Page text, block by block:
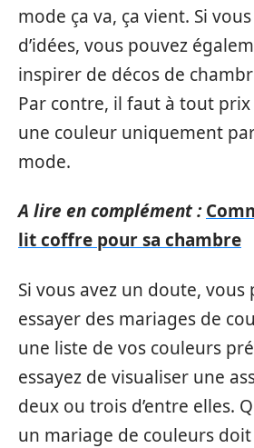
mode ça va, ça vient. Si
d’idées, vous pouvez
inspirer de décos de
Par contre, il faut à tout
une couleur uniquement
mode.
A lire en complément :
lit coffre pour sa chambre
Si vous avez un doute,
essayer des mariages de
une liste de vos couleurs
essayez de visualiser une
deux ou trois d’entre elles.
un mariage de couleurs